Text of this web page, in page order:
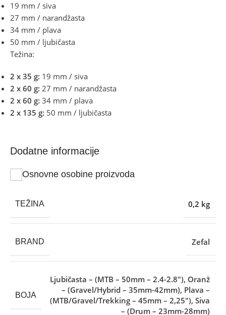
19 mm / siva
27 mm / narandžasta
34 mm / plava
50 mm / ljubičasta
Težina:
2 x 35 g: 19 mm / siva
2 x 60 g: 27 mm / narandžasta
2 x 60 g: 34 mm / plava
2 x 135 g: 50 mm / ljubičasta
Dodatne informacije
Osnovne osobine proizvoda
TEŽINA 0,2 kg
BRAND Zefal
BOJA
Ljubičasta – (MTB – 50mm – 2.4-2.8″), Oranž
– (Gravel/Hybrid – 35mm-42mm), Plava –
(MTB/Gravel/Trekking – 45mm – 2,25″), Siva
– (Drum – 23mm-28mm)